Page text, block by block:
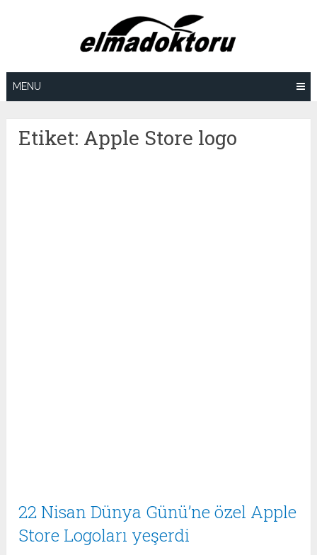
MENU
Etiket: Apple Store logo
22 Nisan Dünya Günü’ne özel Apple
Store Logoları yeşerdi